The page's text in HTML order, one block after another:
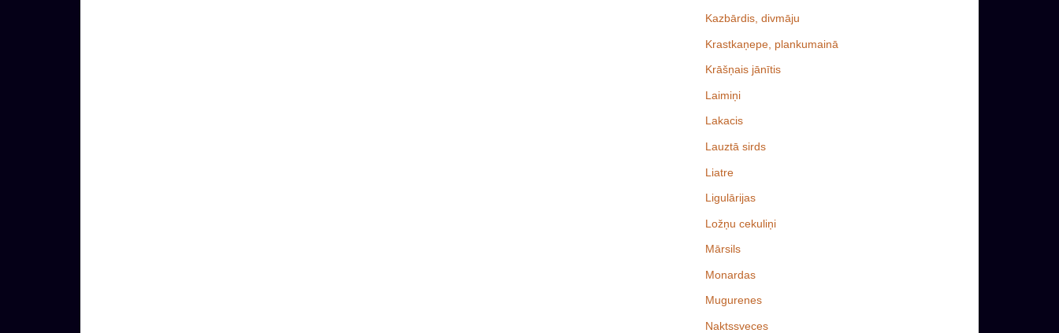
Kazbārdis, divmāju
Krastkaņepe, plankumainā
Krāšņais jānītis
Laimiņi
Lakacis
Lauztā sirds
Liatre
Ligulārijas
Ložņu cekuliņi
Mārsils
Monardas
Mugurenes
Naktssveces